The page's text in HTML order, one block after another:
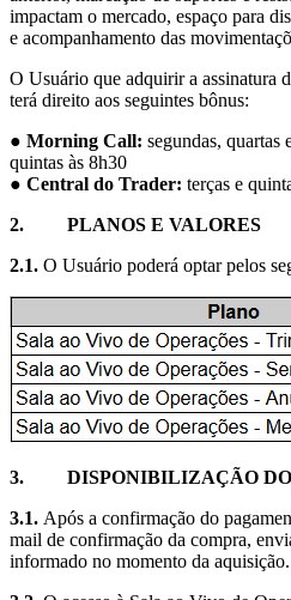
impactam o mercado, espaço para
e acompanhamento das
O Usuário que adquirir a assinatura
terá direito aos seguintes bônus:
● Morning Call: segundas, quartas
quintas às 8h30
● Central do Trader: terças e
2. PLANOS E VALORES
2.1. O Usuário poderá optar pelos
3. DISPONIBILIZAÇÃO
3.1. Após a confirmação do
mail de confirmação da compra,
informado no momento da aquisição.